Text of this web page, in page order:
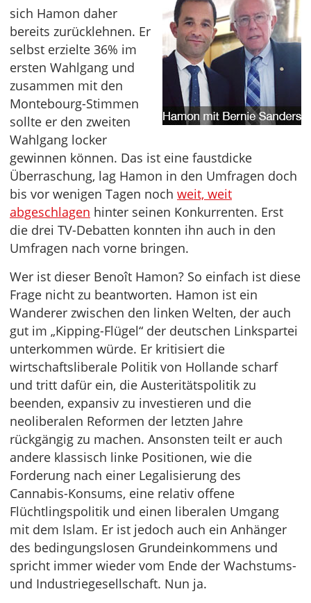
sich Hamon daher
bereits zurücklehnen. Er
selbst erzielte 36% im
ersten Wahlgang und
zusammen mit den
Montebourg-Stimmen
sollte er den zweiten
Wahlgang locker
gewinnen können. Das ist eine faustdicke
Überraschung, lag Hamon in den Umfragen doch
bis vor wenigen Tagen noch weit, weit
abgeschlagen hinter seinen Konkurrenten. Erst
die drei TV-Debatten konnten ihn auch in den
Umfragen nach vorne bringen.
Wer ist dieser Benoît Hamon? So einfach ist diese
Frage nicht zu beantworten. Hamon ist ein
Wanderer zwischen den linken Welten, der auch
gut im „Kipping-Flügel“ der deutschen Linkspartei
unterkommen würde. Er kritisiert die
wirtschaftsliberale Politik von Hollande scharf
und tritt dafür ein, die Austeritätspolitik zu
beenden, expansiv zu investieren und die
neoliberalen Reformen der letzten Jahre
rückgängig zu machen. Ansonsten teilt er auch
andere klassisch linke Positionen, wie die
Forderung nach einer Legalisierung des
Cannabis-Konsums, eine relativ offene
Flüchtlingspolitik und einen liberalen Umgang
mit dem Islam. Er ist jedoch auch ein Anhänger
des bedingungslosen Grundeinkommens und
spricht immer wieder vom Ende der Wachstums-
und Industriegesellschaft. Nun ja.